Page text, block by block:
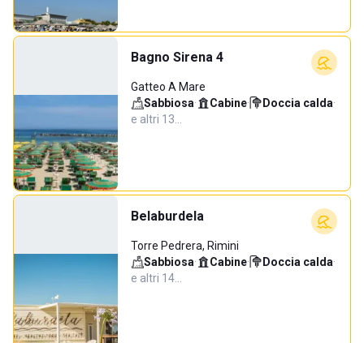
Bagno Sirena 4
Gatteo A Mare
Sabbiosa· Cabine· Doccia calda·
e altri 13…
Belaburdela
Torre Pedrera, Rimini
Sabbiosa· Cabine· Doccia calda·
e altri 14…